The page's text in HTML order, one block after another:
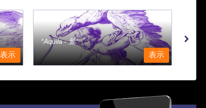
表示
Aquila - 鷲
表示